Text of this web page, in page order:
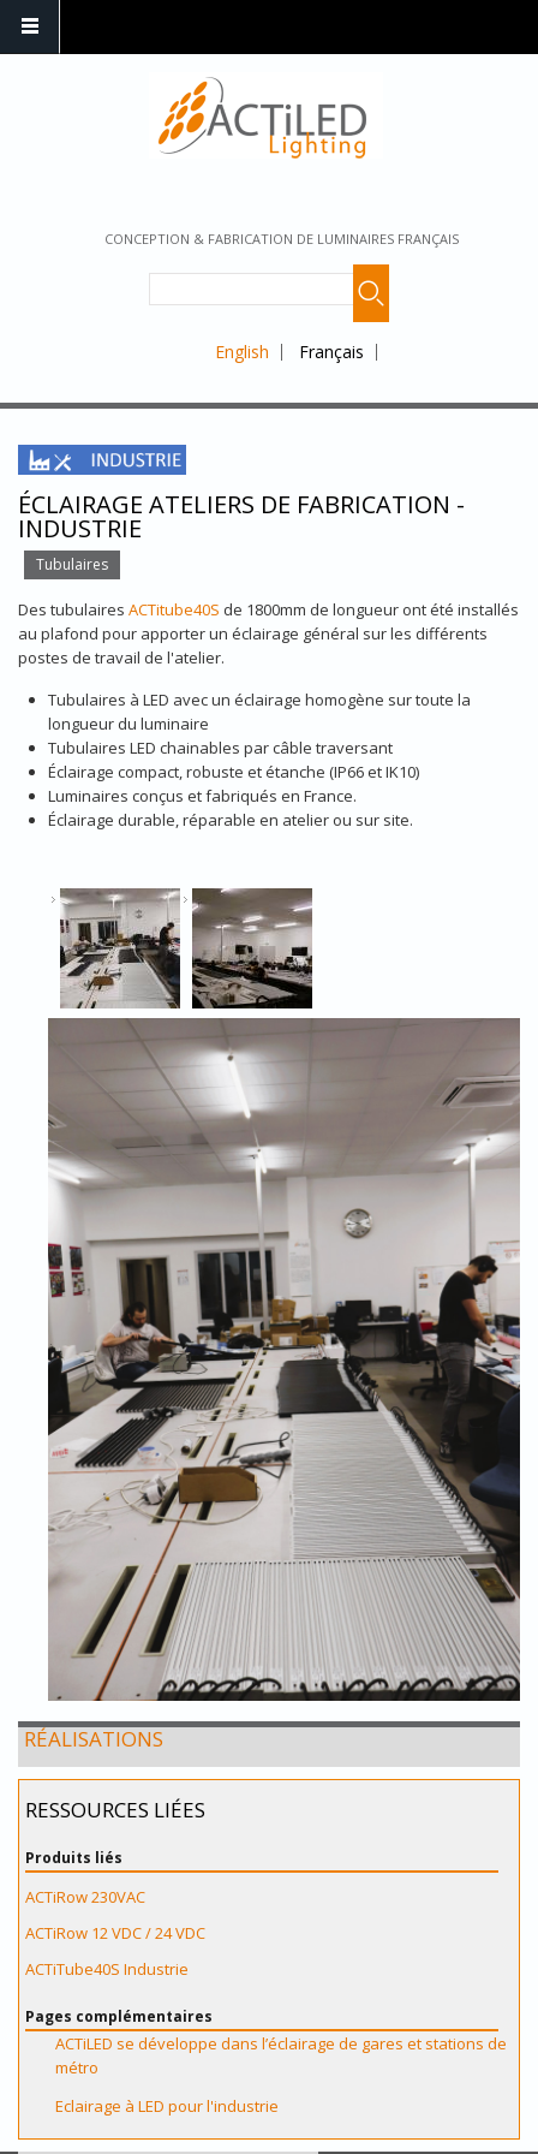
CONCEPTION & FABRICATION DE LUMINAIRES FRANÇAIS
English Français
ÉCLAIRAGE ATELIERS DE FABRICATION -
INDUSTRIE
Tubulaires
Des tubulaires ACTitube40S de 1800mm de longueur ont été installés
au plafond pour apporter un éclairage général sur les différents
postes de travail de l'atelier.
Tubulaires à LED avec un éclairage homogène sur toute la
longueur du luminaire
Tubulaires LED chainables par câble traversant
Éclairage compact, robuste et étanche (IP66 et IK10)
Luminaires conçus et fabriqués en France.
Éclairage durable, réparable en atelier ou sur site.
RÉALISATIONS
RESSOURCES LIÉES
Produits liés
ACTiRow 230VAC
ACTiRow 12 VDC / 24 VDC
ACTiTube40S Industrie
Pages complémentaires
ACTiLED se développe dans l’éclairage de gares et stations de
métro
Eclairage à LED pour l'industrie